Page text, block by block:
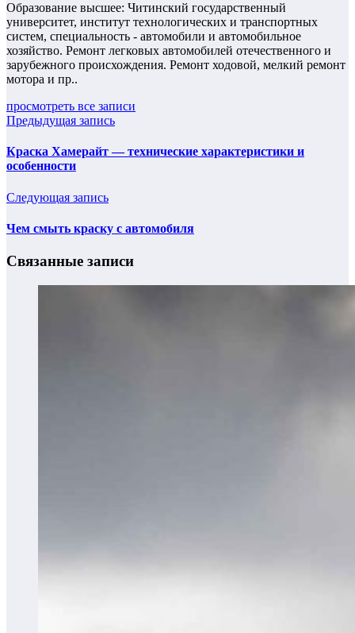
Образование высшее: Читинский государственный
университет, институт технологических и транспортных
систем, специальность - автомобили и автомобильное
хозяйство. Ремонт легковых автомобилей отечественного и
зарубежного происхождения. Ремонт ходовой, мелкий ремонт
мотора и пр..
просмотреть все записи
Предыдущая запись
Краска Хамерайт — технические характеристики и
особенности
Следующая запись
Чем смыть краску с автомобиля
Связанные записи